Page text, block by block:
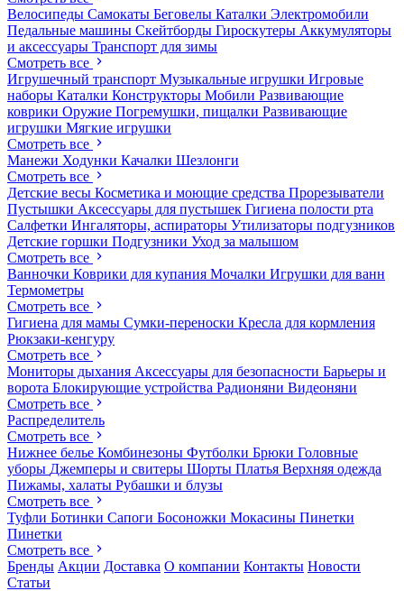
Велосипеды Самокаты Беговелы Каталки Электромобили
Педальные машины Скейтборды Гироскутеры Аккумуляторы
и аксессуары Транспорт для зимы
Смотреть все
Игрушечный транспорт Музыкальные игрушки Игровые
наборы Каталки Конструкторы Мобили Развивающие
коврики Оружие Погремушки, пищалки Развивающие
игрушки Мягкие игрушки
Смотреть все
Манежи Ходунки Качалки Шезлонги
Смотреть все
Детские весы Косметика и моющие средства Прорезыватели
Пустышки Аксессуары для пустышек Гигиена полости рта
Салфетки Ингаляторы, аспираторы Утилизаторы подгузников
Детские горшки Подгузники Уход за малышом
Смотреть все
Ванночки Коврики для купания Мочалки Игрушки для ванн
Термометры
Смотреть все
Гигиена для мамы Сумки-переноски Кресла для кормления
Рюкзаки-кенгуру
Смотреть все
Мониторы дыхания Аксессуары для безопасности Барьеры и
ворота Блокирующие устройства Радионяни Видеоняни
Смотреть все
Распределитель
Смотреть все
Нижнее белье Комбинезоны Футболки Брюки Головные
уборы Джемперы и свитеры Шорты Платья Верхняя одежда
Пижамы, халаты Рубашки и блузы
Смотреть все
Туфли Ботинки Сапоги Босоножки Мокасины Пинетки
Пинетки
Смотреть все
Бренды Акции Доставка О компании Контакты Новости
Статьи